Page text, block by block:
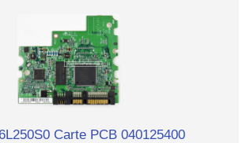
Carte PCB 040125400